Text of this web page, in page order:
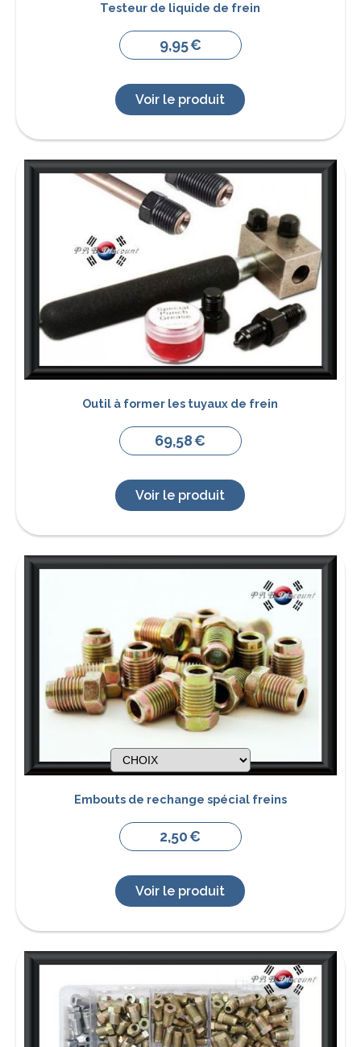
Testeur de liquide de frein
9,95€
Voir le produit
Outil à former les tuyaux de frein
69,58€
Voir le produit
Embouts de rechange spécial freins
2,50€
Voir le produit